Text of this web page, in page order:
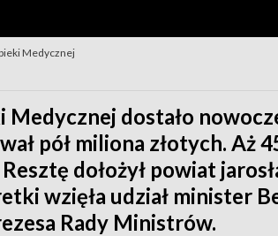
Medycznej
Medycznej dostało
pół miliona złotych. Aż
dołożył powiat
wzięła udział minister
Rady Ministrów.